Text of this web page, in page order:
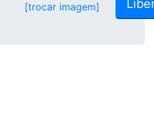
[trocar imagem]